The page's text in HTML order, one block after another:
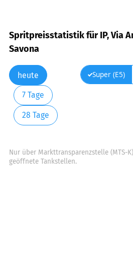
Spritpreisstatistik für IP, Via
Savona
heute
7 Tage
28 Tage
Super (E5)
Nur über Markttransparenzstelle (MTS-
geöffnete Tankstellen.